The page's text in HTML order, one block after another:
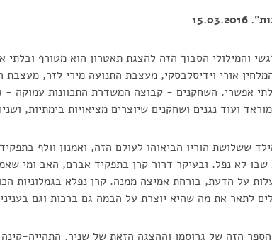
והמילולי הסבוך הזה להצגת תאטרון הוא מטורף ובלתי
אורי וידיסלבסקי, מעצבת התנועה מירי לזר, מעצבת
אפשרי. השחקנים - קבוצה המשדרת התכוונות עמוקה -
ועוד נגנים ושחקנים שיוצרים מציאויות בימתיות,
ששלושת הוריו הביאוהו לעולם הזה, ואמנון וולף
לא נפל. ובעיקר דרור קרן בתפקיד אברם, האב ומי
על הדעת, בורחת אמיצה ממנה. קרן נפלא בגמלוניות
לתאר את מה שהיא יוצרת על הבמה גם ברכות וגם
הזה של גרוסמן וההצגה הזאת של שניר. התהייה-